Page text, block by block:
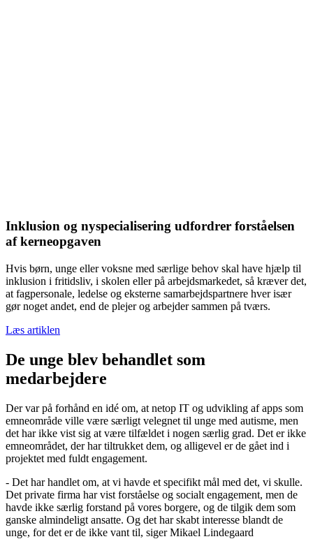
Inklusion og nyspecialisering udfordrer forståelsen
af kerneopgaven
Hvis børn, unge eller voksne med særlige behov skal have hjælp til
inklusion i fritidsliv, i skolen eller på arbejdsmarkedet, så kræver det,
at fagpersonale, ledelse og eksterne samarbejdspartnere hver især
gør noget andet, end de plejer og arbejder sammen på tværs.
Læs artiklen
De unge blev behandlet som
medarbejdere
Der var på forhånd en idé om, at netop IT og udvikling af apps som
emneområde ville være særligt velegnet til unge med autisme, men
det har ikke vist sig at være tilfældet i nogen særlig grad. Det er ikke
emneområdet, der har tiltrukket dem, og alligevel er de gået ind i
projektet med fuldt engagement.
- Det har handlet om, at vi havde et specifikt mål med det, vi skulle.
Det private firma har vist forståelse og socialt engagement, men de
havde ikke særlig forstand på vores borgere, og de tilgik dem som
ganske almindeligt ansatte. Og det har skabt interesse blandt de
unge, for det er de ikke vant til, siger Mikael Lindegaard